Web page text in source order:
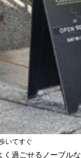
いてすぐ
く過ごせるノーブルな